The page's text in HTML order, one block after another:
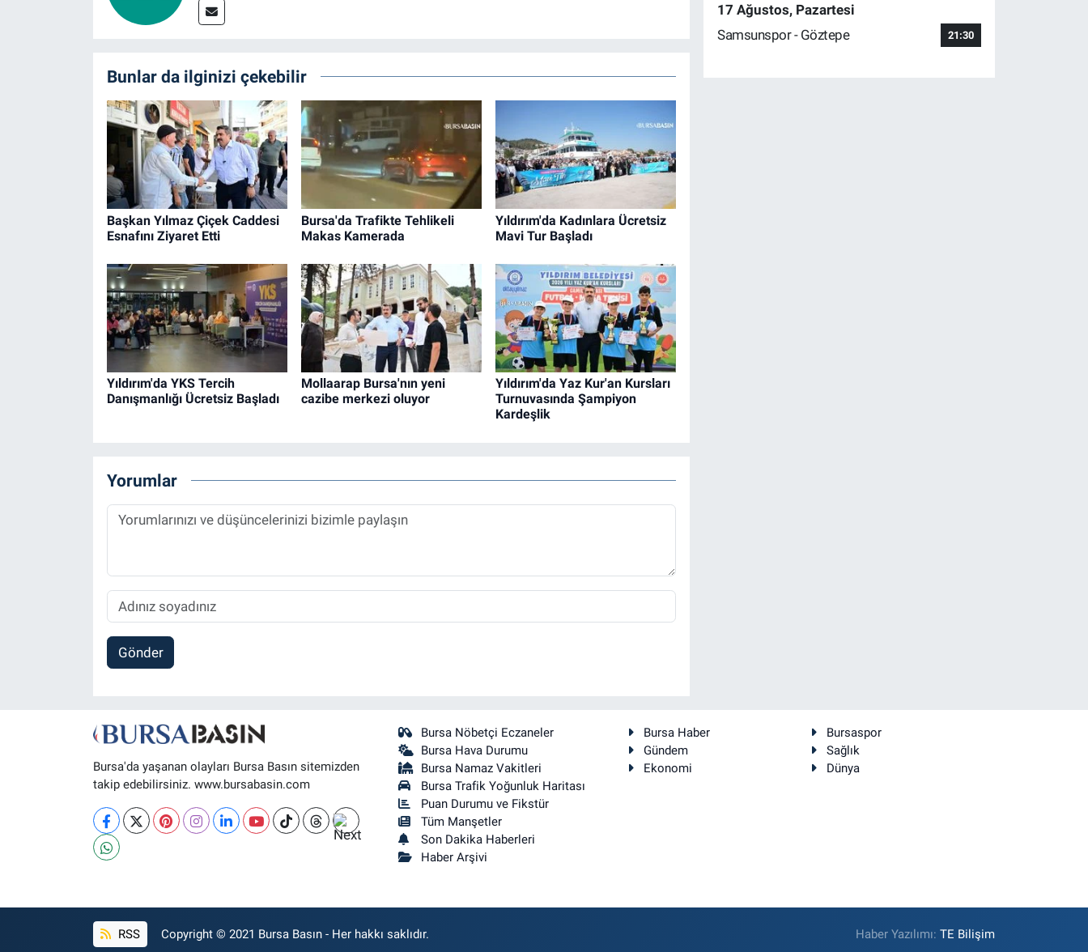
Bunlar da ilginizi çekebilir
Başkan Yılmaz Çiçek Caddesi
Esnafını Ziyaret Etti
Bursa'da Trafikte Tehlikeli
Makas Kamerada
Yıldırım'da Kadınlara Ücretsiz
Mavi Tur Başladı
Yıldırım'da YKS Tercih
Danışmanlığı Ücretsiz Başladı
Mollaarap Bursa'nın yeni
cazibe merkezi oluyor
Yıldırım'da Yaz Kur'an Kursları
Turnuvasında Şampiyon
Kardeşlik
Yorumlar
Gönder
17 Ağustos, Pazartesi
Samsunspor - Göztepe
21:30
Bursa'da yaşanan olayları Bursa Basın sitemizden
takip edebilirsiniz. www.bursabasin.com
Bursa Nöbetçi Eczaneler
Bursa Hava Durumu
Bursa Namaz Vakitleri
Bursa Trafik Yoğunluk Haritası
Puan Durumu ve Fikstür
Tüm Manşetler
Son Dakika Haberleri
Haber Arşivi
Bursa Haber
Bursaspor
Gündem
Sağlık
Ekonomi
Dünya
RSS Copyright © 2021 Bursa Basın - Her hakkı saklıdır. Haber Yazılımı:TE Bilişim